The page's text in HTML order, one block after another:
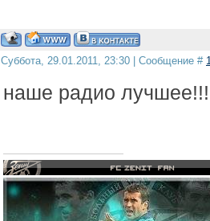
Суббота, 29.01.2011, 23:30 | Сообщение #
наше радио